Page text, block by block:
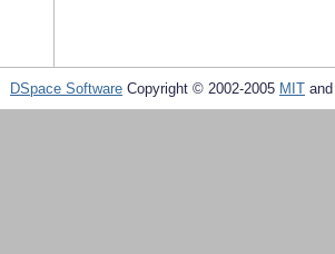
DSpace Software Copyright © 2002-2005 MIT